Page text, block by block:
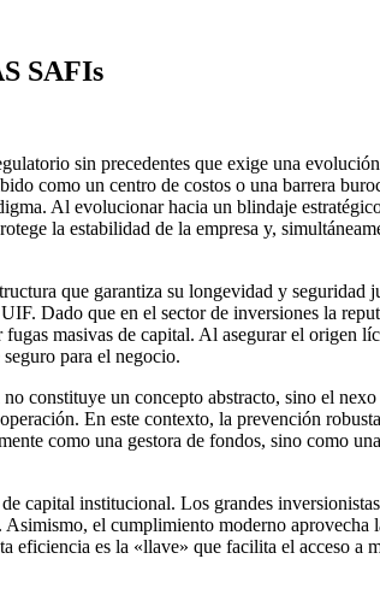
SAFIs
sin precedentes que exige una
como un centro de costos o una barrera
Al evolucionar hacia un blindaje
la estabilidad de la empresa y,
que garantiza su longevidad y seguridad
Dado que en el sector de inversiones la
masivas de capital. Al asegurar el origen
para el negocio.
constituye un concepto abstracto, sino el
En este contexto, la prevención
como una gestora de fondos, sino como
capital institucional. Los grandes
el cumplimiento moderno aprovecha
es la «llave» que facilita el acceso a